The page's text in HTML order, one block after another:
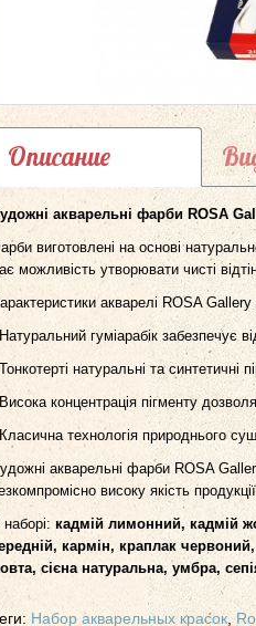
Описание
акварельні фарби ROSA
виготовлені на основі
можливість утворювати чисті
акварелі ROSA
гуміарабік забезпечує
натуральні та
Висока концентрація пігменту
Класична технологія природнього
акварельні фарби ROSA
високу якість продукції.
наборі: кадмій лимонний, кадмій
кармін, краплак
сієна натуральна, умбра,
Набор акварельных красок,